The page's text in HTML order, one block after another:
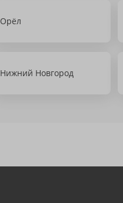
Орёл
Нижний Новгород